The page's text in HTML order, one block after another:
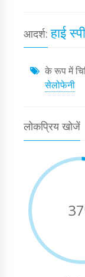
आदर्श: हाई
के रूप में
सेलोफेनी
लोकप्रिय खोजें